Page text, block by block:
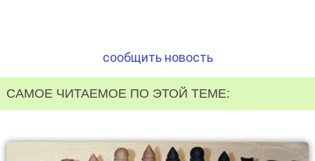
сообщить новость
САМОЕ ЧИТАЕМОЕ ПО ЭТОЙ ТЕМЕ: